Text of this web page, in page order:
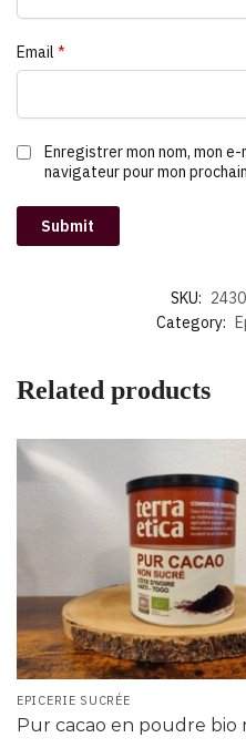
Email *
Enregistrer mon nom, mon
navigateur pour mon
SKU:
Category:
Related products
EPICERIE SUCRÉE
Pur cacao en poudre bio